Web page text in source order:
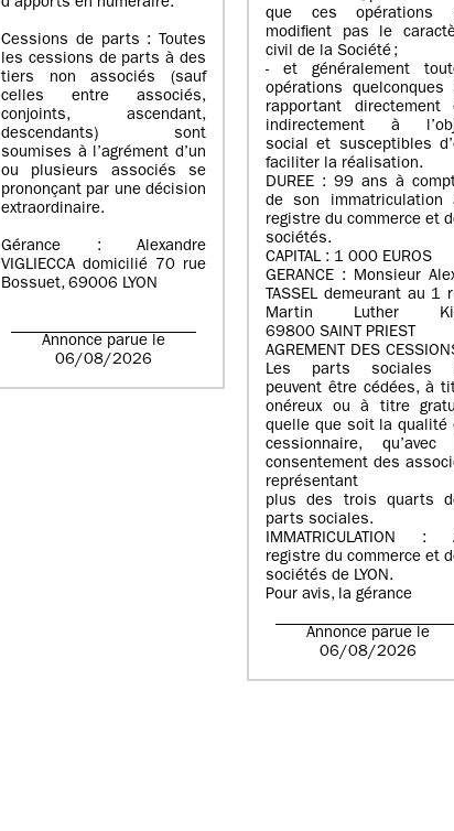
d’apports en numéraire.
Cessions de parts : Toutes
les cessions de parts à des
tiers non associés (sauf
celles entre associés,
conjoints, ascendant,
descendants) sont
soumises à l’agrément d’un
ou plusieurs associés se
prononçant par une décision
extraordinaire.
Gérance : Alexandre
VIGLIECCA domicilié 70 rue
Bossuet, 69006 LYON
Annonce parue le
06/08/2026
que ces opérations
modifient pas le
civil de la Société ;
- et généralement
opérations quelconques
rapportant directement
indirectement à
social et susceptibles
faciliter la réalisation.
DUREE : 99 ans à
de son immatriculation
registre du commerce et
sociétés.
CAPITAL : 1 000 EUROS
GERANCE : Monsieur
TASSEL demeurant au 1
Martin Luther
69800 SAINT PRIEST
AGREMENT DES
Les parts sociales
peuvent être cédées, à
onéreux ou à titre
quelle que soit la qualité
cessionnaire, qu’avec
consentement des
représentant
plus des trois quarts
parts sociales.
IMMATRICULATION :
registre du commerce et
sociétés de LYON.
Pour avis, la gérance
Annonce parue le
06/08/2026